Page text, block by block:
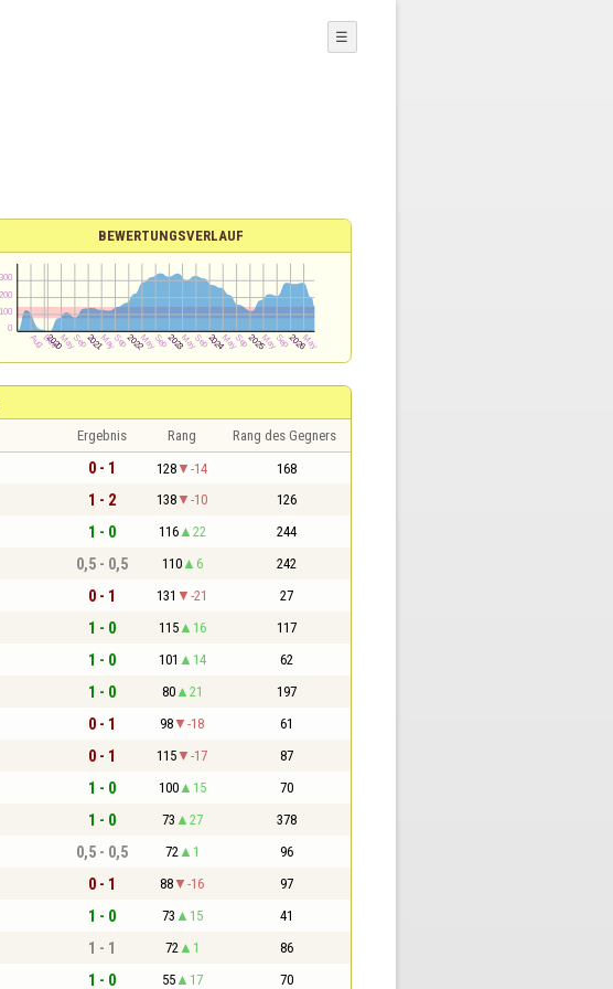
☰
BEWERTUNGSVERLAUF
Ergebnis Rang Rang des Gegners
0 - 1 128 -14 168
1 - 2 138 -10 126
1 - 0 116 22 244
0,5 - 0,5 110 6 242
0 - 1 131 -21 27
1 - 0 115 16 117
1 - 0 101 14 62
1 - 0 80 21 197
0 - 1 98 -18 61
0 - 1 115 -17 87
1 - 0 100 15 70
1 - 0 73 27 378
0,5 - 0,5 72 1 96
0 - 1 88 -16 97
1 - 0 73 15 41
1 - 1 72 1 86
1 - 0 55 17 70